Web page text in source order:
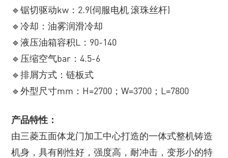
🔹锯切驱动kw：2.9(伺服电机 滚珠丝杆)
🔹冷却：油雾润滑冷却
🔹液压油箱容积L：90-140
🔹压缩空气bar：4.5-6
🔹排屑方式：链板式
🔹外型尺寸mm：H=2700；W=3700；L=7800
产品特性：
由三菱五面体龙门加工中心打造的一体式整机铸造
机身，具有刚性好，强度高，耐冲击，变形小的特